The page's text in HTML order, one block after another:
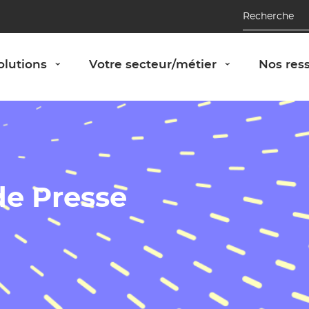
Recherche
› Afficher le panneau "Nos solutions"
Votre secteur/métier › Afficher le
Nos
Presse